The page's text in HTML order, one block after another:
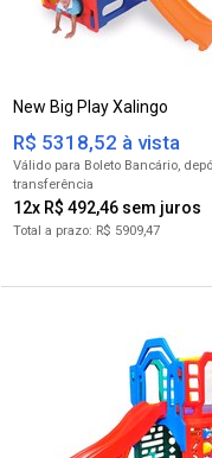
New Big Play Xalingo
R$ 5909,47
12x R$ 492,46
R$ 5318,52 à vista
para Boleto Bancário